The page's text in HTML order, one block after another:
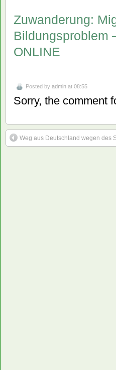
Zuwanderung:
Bildungsproblem
ONLINE
Posted by admin at 08:55
Sorry, the comment
Weg aus Deutschland wegen des